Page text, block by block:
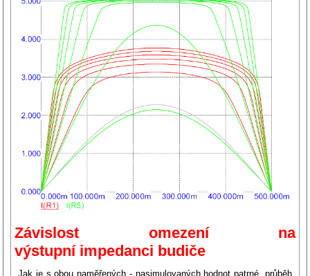
Závislost omezení na
výstupní impedanci budiče
Jak je s obou naměřených - nasimulovaných hodnot patrné, průběh